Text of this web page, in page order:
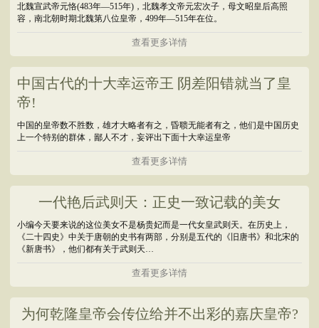
北魏宣武帝元恪(483年―515年)，北魏孝文帝元宏次子，母文昭皇后高照
容，南北朝时期北魏第八位皇帝，499年—515年在位。
查看更多详情
中国古代的十大幸运帝王 阴差阳错就当了皇
帝!
中国的皇帝数不胜数，雄才大略者有之，昏聩无能者有之，他们是中国历史
上一个特别的群体，鄙人不才，妄评出下面十大幸运皇帝
查看更多详情
一代艳后武则天：正史一致记载的美女
小编今天要来说的这位美女不是杨贵妃而是一代女皇武则天。在历史上，
《二十四史》中关于唐朝的史书有两部，分别是五代的《旧唐书》和北宋的
《新唐书》，他们都有关于武则天…
查看更多详情
为何乾隆皇帝会传位给并不出彩的嘉庆皇帝?